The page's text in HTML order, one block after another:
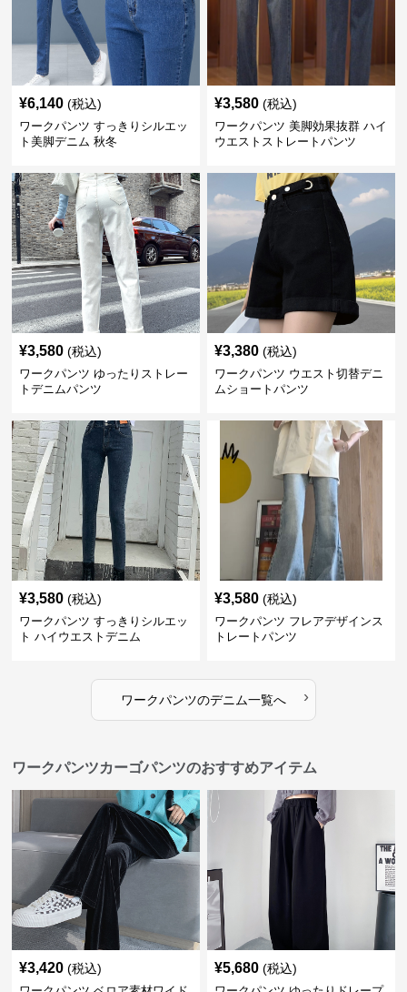
¥6,140 (税込)
ワークパンツ すっきりシルエッ
ト美脚デニム 秋冬
¥3,580 (税込)
ワークパンツ 美脚効果抜群 ハイ
ウエストストレートパンツ
¥3,580 (税込)
ワークパンツ ゆったりストレー
トデニムパンツ
¥3,380 (税込)
ワークパンツ ウエスト切替デニ
ムショートパンツ
¥3,580 (税込)
ワークパンツ すっきりシルエッ
ト ハイウエストデニム
¥3,580 (税込)
ワークパンツ フレアデザインス
トレートパンツ
ワークパンツのデニム一覧へ ›
ワークパンツカーゴパンツのおすすめアイテム
¥3,420 (税込) ¥5,680 (税込)